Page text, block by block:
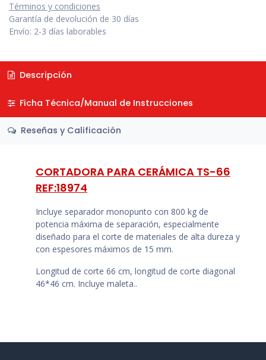
Términos y condiciones
Garantía de devolución de 30 días
Envío: 2-3 días laborables
Descripción
Ficha Técnica/Manual de Instrucciones
Reseñas y Calificación
CORTADORA PARA CERÁMICA TS-66
REF:18974
Incluye separador monopunto con 800 kg de
potencia máxima de separación, especialmente
diseñado para el corte de materiales de alta dureza y
con espesores máximos de 15 mm.
Longitud de corte 66 cm, longitud de corte diagonal
46*46 cm. Incluye maleta..